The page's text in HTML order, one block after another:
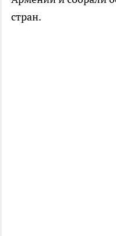
стран.